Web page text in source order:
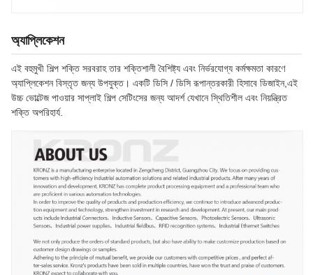
অ্যাপ্লিকেশন
এই বহুমুখী শিল্প শক্তি সরবরাহ তার শক্তিশালী বৈশিষ্ট্য এবং নির্ভরযোগ্য কর্মক্ষমতা কারণে
অ্যাপ্লিকেশন বিস্তৃত জন্য উপযুক্ত। একটি ডিসি / ডিসি রূপান্তরকারী হিসাবে ডিজাইন,এই
উচ্চ ভোল্টেজ পাওয়ার সাপ্লাই শিল্প সেটিংসের জন্য আদর্শ যেখানে স্থিতিশীল এবং নিয়ন্ত্রিত
শক্তি অপরিহার্য.